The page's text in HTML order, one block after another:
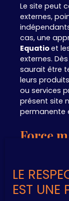
Le site peut
externes,
cas, une
Equatioet
externes.
saurait être
leurs
ou services
présent site
permanente
Force
La
engagée en
LE
EST UNE